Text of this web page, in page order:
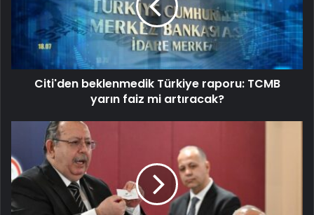
Citi'den beklenmedik Türkiye raporu: TCMB
yarın faiz mi artıracak?